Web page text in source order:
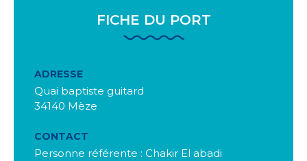
FICHE DU PORT
ADRESSE
Quai baptiste guitard
34140 Mèze
CONTACT
Personne référente : Chakir El abadi